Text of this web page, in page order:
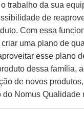
trabalho da sua
de
Com essa
uma plano de
esse plano
dessa família,
de novos
Nomus Qualidade